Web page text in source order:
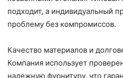
подходит, а индивидуальный
проблему без компромиссов.
Качество материалов и
Компания использует
надежную фурнитуру, что